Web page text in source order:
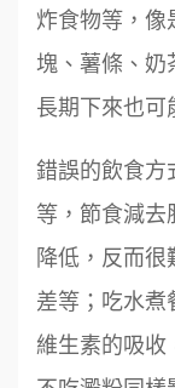
炸食物等，
塊、薯條、奶
長期下來也可
錯誤的飲食方
等，節食減
降低，反而
差等；吃水
維生素的吸收